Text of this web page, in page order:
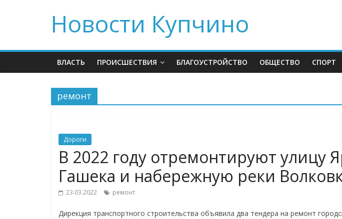
Новости Купчино
ВЛАСТЬ ПРОИСШЕСТВИЯ БЛАГОУСТРОЙСТВО ОБЩЕСТВО СПОРТ
ремонт
Дороги
В 2022 году отремонтируют улицу
Гашека и набережную реки
23.03.2022 ремонт
Дирекция транспортного строительства объявила два тендера на ремонт